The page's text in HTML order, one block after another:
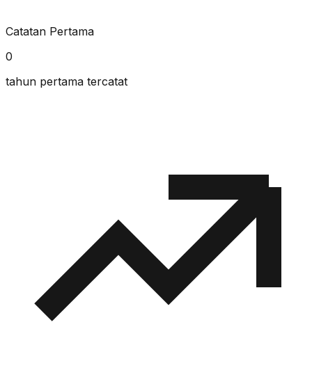
Catatan Pertama
0
tahun pertama tercatat